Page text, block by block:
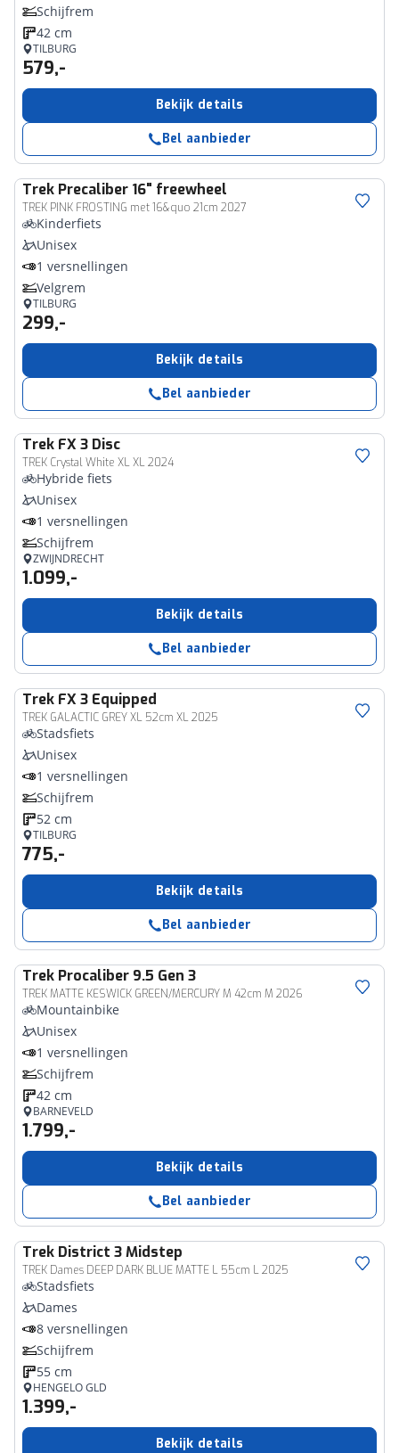
Schijfrem
42 cm
TILBURG
579,-
Bekijk details
Bel aanbieder
Trek Precaliber 16" freewheel
TREK PINK FROSTING met 16&quo 21cm 2027
Kinderfiets
Unisex
1 versnellingen
Velgrem
TILBURG
299,-
Bekijk details
Bel aanbieder
Trek FX 3 Disc
TREK Crystal White XL XL 2024
Hybride fiets
Unisex
1 versnellingen
Schijfrem
ZWIJNDRECHT
1.099,-
Bekijk details
Bel aanbieder
Trek FX 3 Equipped
TREK GALACTIC GREY XL 52cm XL 2025
Stadsfiets
Unisex
1 versnellingen
Schijfrem
52 cm
TILBURG
775,-
Bekijk details
Bel aanbieder
Trek Procaliber 9.5 Gen 3
TREK MATTE KESWICK GREEN/MERCURY M 42cm M 2026
Mountainbike
Unisex
1 versnellingen
Schijfrem
42 cm
BARNEVELD
1.799,-
Bekijk details
Bel aanbieder
Trek District 3 Midstep
TREK Dames DEEP DARK BLUE MATTE L 55cm L 2025
Stadsfiets
Dames
8 versnellingen
Schijfrem
55 cm
HENGELO GLD
1.399,-
Bekijk details